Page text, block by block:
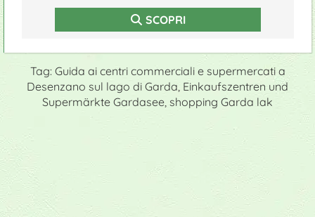
SCOPRI
Tag: Guida ai centri commerciali e supermercati a
Desenzano sul lago di Garda, Einkaufszentren und
Supermärkte Gardasee, shopping Garda lak